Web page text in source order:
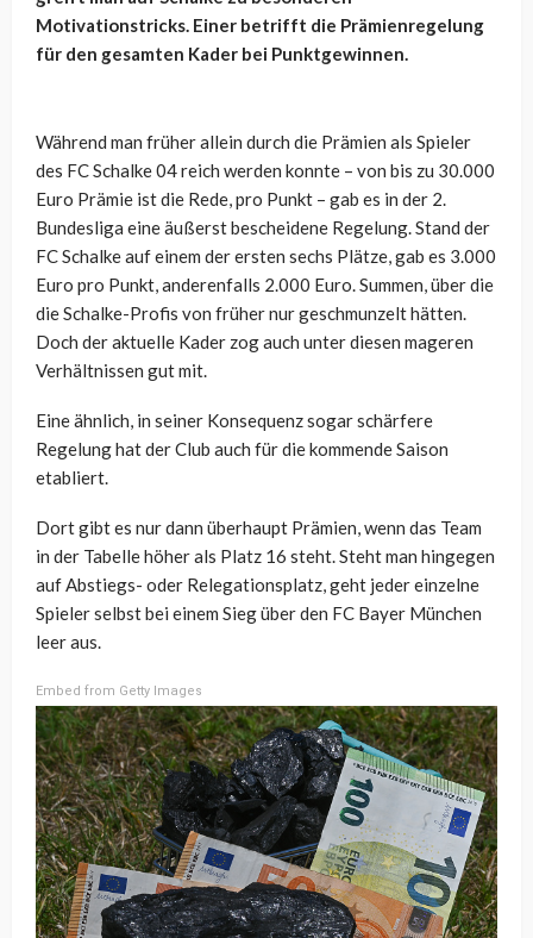
Motivationstricks. Einer betrifft die Prämienregelung
für den gesamten Kader bei Punktgewinnen.
Während man früher allein durch die Prämien als Spieler
des FC Schalke 04 reich werden konnte – von bis zu 30.000
Euro Prämie ist die Rede, pro Punkt – gab es in der 2.
Bundesliga eine äußerst bescheidene Regelung. Stand der
FC Schalke auf einem der ersten sechs Plätze, gab es 3.000
Euro pro Punkt, anderenfalls 2.000 Euro. Summen, über die
die Schalke-Profis von früher nur geschmunzelt hätten.
Doch der aktuelle Kader zog auch unter diesen mageren
Verhältnissen gut mit.
Eine ähnlich, in seiner Konsequenz sogar schärfere
Regelung hat der Club auch für die kommende Saison
etabliert.
Dort gibt es nur dann überhaupt Prämien, wenn das Team
in der Tabelle höher als Platz 16 steht. Steht man hingegen
auf Abstiegs- oder Relegationsplatz, geht jeder einzelne
Spieler selbst bei einem Sieg über den FC Bayer München
leer aus.
Embed from Getty Images